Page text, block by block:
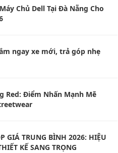
Chủ Dell Tại Đà Nẵng Cho
ngay xe mới, trả góp nhẹ
Red: Điểm Nhấn Mạnh Mẽ
GIÁ TRUNG BÌNH 2026: HIỆU
KẾ SANG TRỌNG